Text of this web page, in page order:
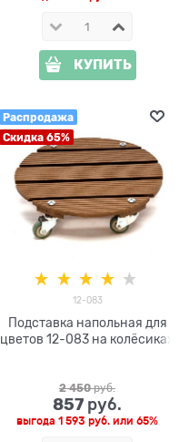
КУПИТЬ
Распродажа
Скидка 65%
12-083
Подставка напольная для
цветов 12-083 на колёсиках
2 450 руб.
857 руб.
выгода 1 593 руб. или 65%